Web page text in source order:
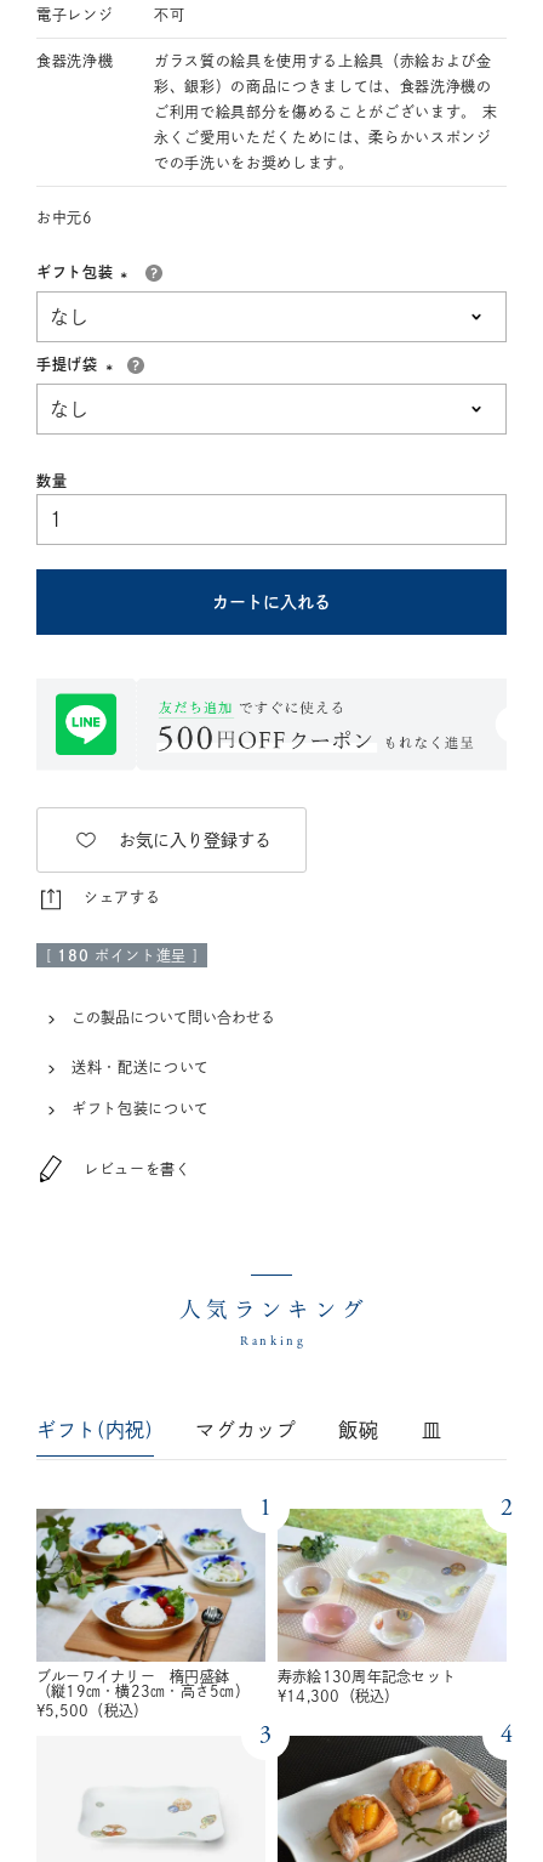
電子レンジ 不可
食器洗浄機
ガラス質の絵具を使用する上絵具（赤絵および金
彩、銀彩）の商品につきましては、食器洗浄機の
ご利用で絵具部分を傷めることがございます。 末
永くご愛用いただくためには、柔らかいスポンジ
での手洗いをお奨めします。
お中元6
ギフト包装
手提げ袋
カートに入れる
お気に入り登録する
シェアする
[ 180 ポイント進呈 ]
この製品について問い合わせる
送料・配送について
ギフト包装について
レビューを書く
人気ランキング
Ranking
ギフト(内祝) マグカップ 飯碗 皿
1
ブルーワイナリー 楕円盛鉢
（縦19㎝・横23㎝・高さ5㎝）
¥5,500 （税込）
2
寿赤絵130周年記念セット
¥14,300 （税込）
3 4